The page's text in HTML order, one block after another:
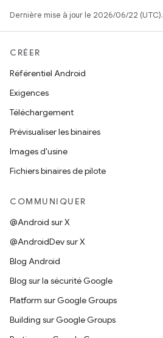
Dernière mise à jour le 2026/06/22 (UTC).
CRÉER
Référentiel Android
Exigences
Téléchargement
Prévisualiser les binaires
Images d'usine
Fichiers binaires de pilote
COMMUNIQUER
@Android sur X
@AndroidDev sur X
Blog Android
Blog sur la sécurité Google
Platform sur Google Groups
Building sur Google Groups